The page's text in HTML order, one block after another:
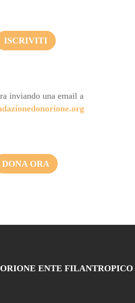
ISCRIVITI
inviando una email a
DONA ORA
ENTE FILANTROPICO